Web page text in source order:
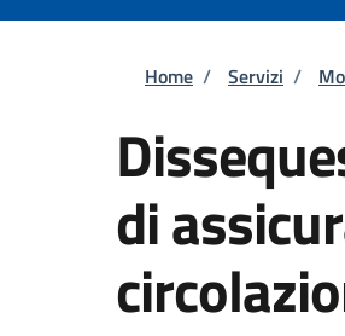
Briciole
Home / Servizi /
di